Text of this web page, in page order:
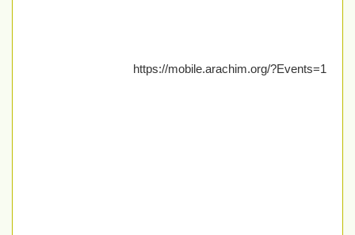
https://mobile.arachim.org/?Events=1